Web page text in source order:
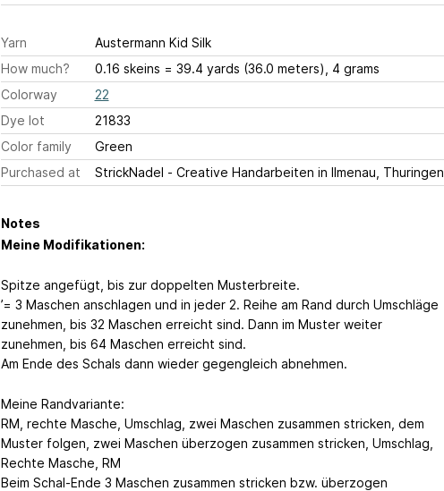
Yarn
Austermann Kid Silk
How much?
0.16 skeins = 39.4 yards (36.0 meters), 4 grams
Colorway
22
Dye lot
21833
Color family
Green
Purchased at
StrickNadel - Creative Handarbeiten in Ilmenau, Thuringen
Notes
Meine Modifikationen:
Spitze angefügt, bis zur doppelten Musterbreite.
’= 3 Maschen anschlagen und in jeder 2. Reihe am Rand durch Umschläge
zunehmen, bis 32 Maschen erreicht sind. Dann im Muster weiter
zunehmen, bis 64 Maschen erreicht sind.
Am Ende des Schals dann wieder gegengleich abnehmen.
Meine Randvariante:
RM, rechte Masche, Umschlag, zwei Maschen zusammen stricken, dem
Muster folgen, zwei Maschen überzogen zusammen stricken, Umschlag,
Rechte Masche, RM
Beim Schal-Ende 3 Maschen zusammen stricken bzw. überzogen